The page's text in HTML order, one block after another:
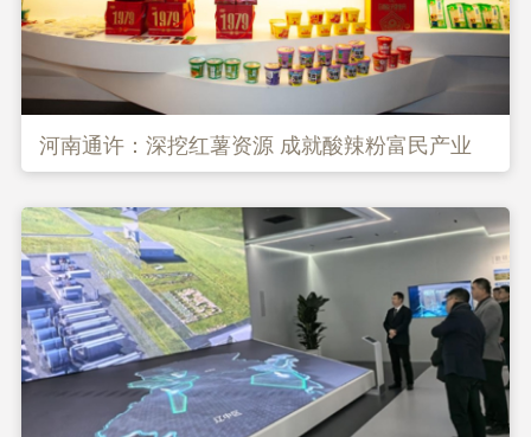
河南通许：深挖红薯资源 成就酸辣粉富民产业